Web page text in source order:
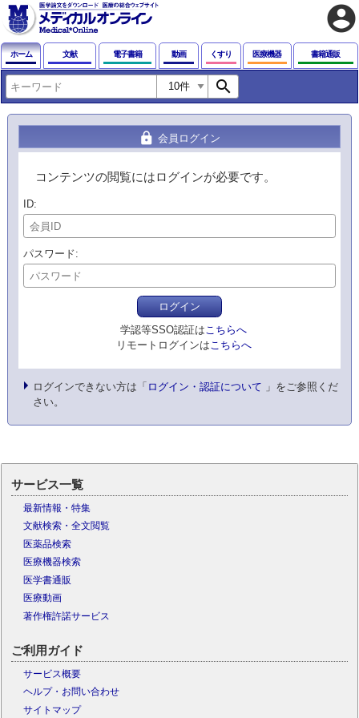
account_circle
ホーム 文献 電子書籍 動画 くすり 医療機器 書籍通販
search
lock 会員ログイン
コンテンツの閲覧にはログインが必要です。
ID
パスワード
ログイン
学認等SSO認証はこちらへ
リモートログインはこちらへ
ログインできない方は「 ログイン・認証について 」をご参照くだ
さい。
サービス一覧
最新情報・特集
文献検索・全文閲覧
医薬品検索
医療機器検索
医学書通販
医療動画
著作権許諾サービス
ご利用ガイド
サービス概要
ヘルプ・お問い合わせ
サイトマップ